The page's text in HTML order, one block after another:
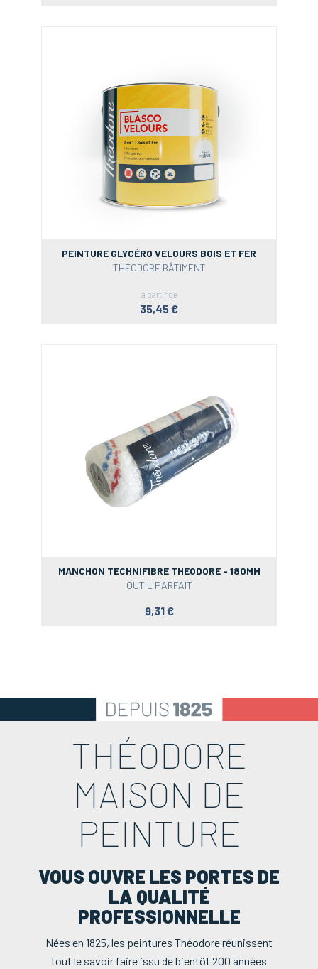
PEINTURE GLYCÉRO VELOURS BOIS ET FER
THÉODORE BÂTIMENT
à partir de
35,45 €
MANCHON TECHNIFIBRE THEODORE - 180MM
OUTIL PARFAIT
9,31 €
THÉODORE
MAISON DE
PEINTURE
VOUS OUVRE LES PORTES DE
LA QUALITÉ
PROFESSIONNELLE
Nées en 1825, les peintures Théodore réunissent
tout le savoir faire issu de bientôt 200 années